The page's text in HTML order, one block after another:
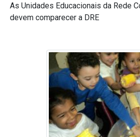
As Unidades Educacionais da Rede
devem comparecer a DRE